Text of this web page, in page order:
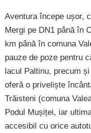
Aventura începe ușor,
Mergi pe DN1 până în
km până în comuna
pauze de poze pentru
lacul Paltinu, precum
oferă o priveliște
Trăisteni (comuna
Podul Mușiței, iar
accesibil cu orice